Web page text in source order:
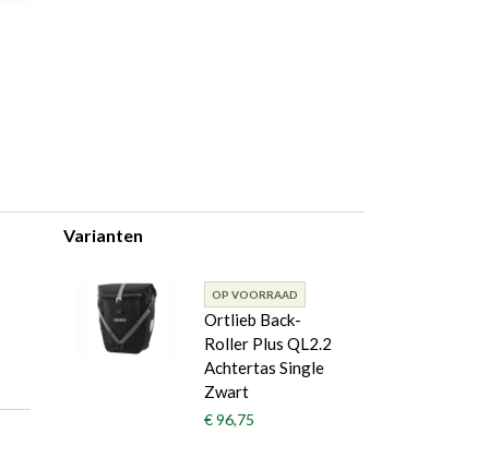
Varianten
OP VOORRAAD
Ortlieb Back-
Roller Plus QL2.2
Achtertas Single
Zwart
€ 96,75